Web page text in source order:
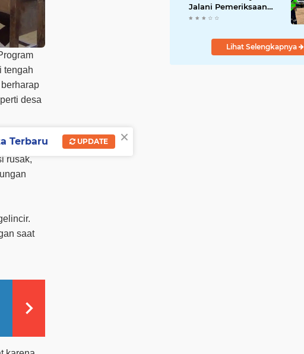
tengah
desa
rusak,
saat
Jalani Pemeriksaan
Sebelum Bekerja
Lihat Selengkapnya
×
Terbaru UPDATE